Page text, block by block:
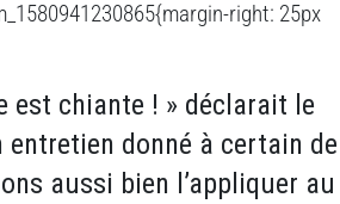
right: 25px
est chiante ! » déclarait le
donné à certain de
aussi bien l’appliquer au